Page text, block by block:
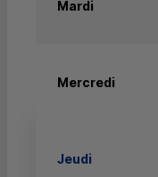
Mardi
Mercredi
Jeudi